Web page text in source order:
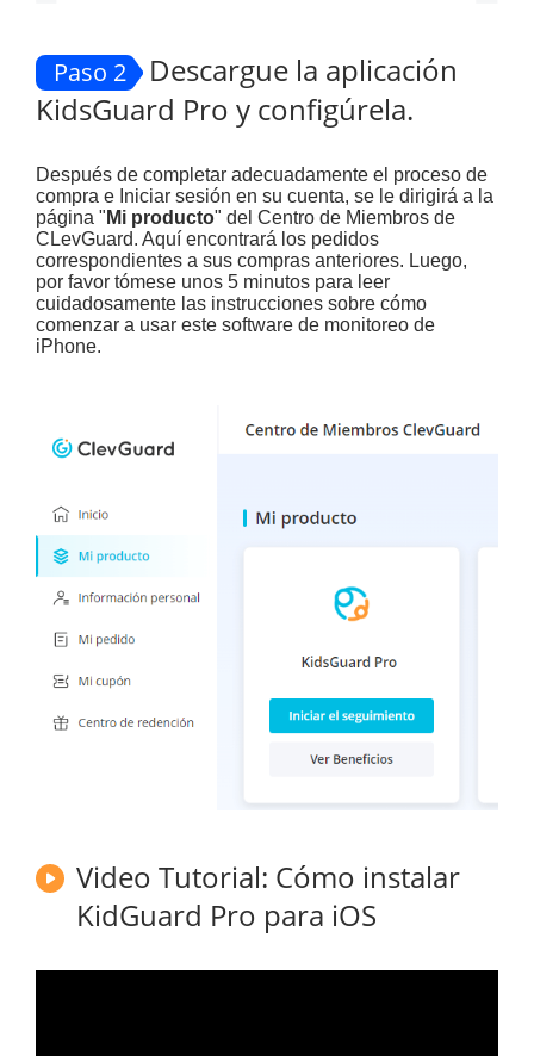
Paso 2
Descargue la aplicación
KidsGuard Pro y configúrela.
Después de completar adecuadamente el proceso de
compra e Iniciar sesión en su cuenta, se le dirigirá a la
página " Mi producto" del Centro de Miembros de
CLevGuard. Aquí encontrará los pedidos
correspondientes a sus compras anteriores. Luego,
por favor tómese unos 5 minutos para leer
cuidadosamente las instrucciones sobre cómo
comenzar a usar este software de monitoreo de
iPhone.
Video Tutorial: Cómo instalar
KidGuard Pro para iOS